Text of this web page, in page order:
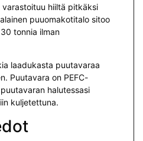
varastoituu hiiltä pitkäksi
puuomakotitalo sitoo
tonnia ilman
laadukasta puutavaraa
Puutavara on PEFC-
halutessasi
kuljetettuna.